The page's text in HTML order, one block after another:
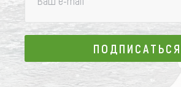
ПОДПИСАТЬСЯ
ПОДПИСАТЬСЯ